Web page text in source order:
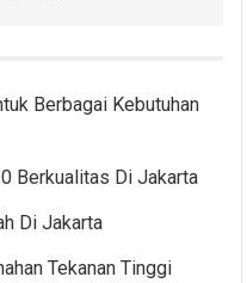
Berbagai Kebutuhan
Berkualitas Di Jakarta
Di Jakarta
Tekanan Tinggi